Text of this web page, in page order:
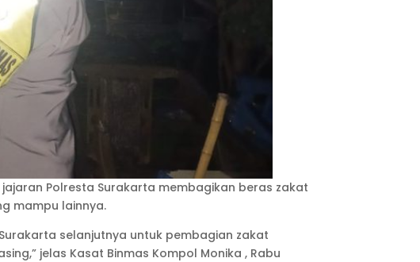
Polresta Surakarta membagikan beras zakat
mampu lainnya.
selanjutnya untuk pembagian zakat
jelas Kasat Binmas Kompol Monika , Rabu